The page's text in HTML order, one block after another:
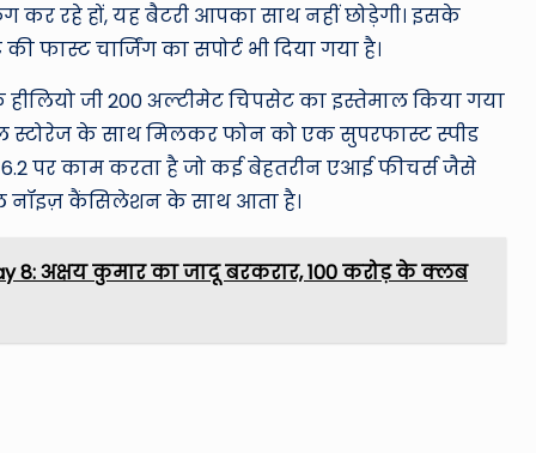
कर रहे हों, यह बैटरी आपका साथ नहीं छोड़ेगी। इसके
चार्जिंग का सपोर्ट भी दिया गया है।
जी 200 अल्टीमेट चिपसेट का इस्तेमाल किया गया
स्टोरेज के साथ मिलकर फोन को एक सुपरफास्ट स्पीड
16.2 पर काम करता है जो कई बेहतरीन एआई फीचर्स जैसे
नॉइज़ कैंसिलेशन के साथ आता है।
8: अक्षय कुमार का जादू बरकरार, 100 करोड़ के क्लब